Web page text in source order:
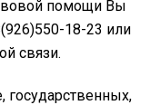
помощи Вы
18-23 или
связи.
государственных,